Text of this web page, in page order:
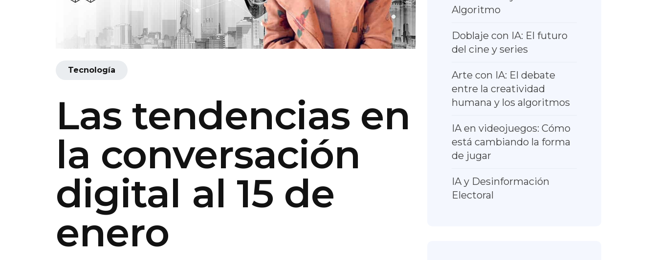
Tecnología
Las tendencias en
la conversación
digital al 15 de
enero
Algoritmo
Doblaje con IA: El futuro
del cine y series
Arte con IA: El debate
entre la creatividad
humana y los algoritmos
IA en videojuegos: Cómo
está cambiando la forma
de jugar
IA y Desinformación
Electoral